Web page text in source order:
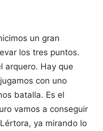
un gran
los tres puntos.
arquero. Hay que
con uno
batalla. Es el
vamos a conseguir
ya mirando lo